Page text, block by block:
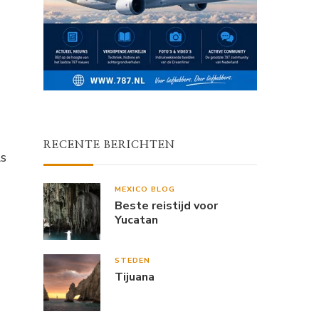
RECENTE BERICHTEN
MEXICO BLOG
Beste reistijd voor
Yucatan
STEDEN
Tijuana